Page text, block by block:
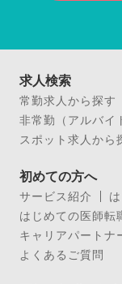
求人検索
常勤求人から探す
非常勤（アルバイ
スポット求人から
初めての方へ
サービス紹介
はじめての医師転
キャリアパートナ
よくあるご質問